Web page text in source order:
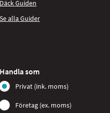
Däck Guiden
Se alla Guider
Handla som
Privat (ink. moms)
Företag (ex. moms)